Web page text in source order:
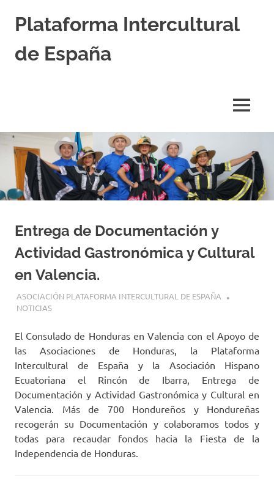
Plataforma Intercultural
de España
MENÚ
Entrega de Documentación y
Actividad Gastronómica y Cultural
en Valencia.
21 AGOSTO, 2023
ASOCIACIÓN PLATAFORMA INTERCULTURAL DE ESPAÑA
NOTICIAS
El Consulado de Honduras en Valencia con el Apoyo de
las Asociaciones de Honduras, la Plataforma
Intercultural de España y la Asociación Hispano
Ecuatoriana el Rincón de Ibarra, Entrega de
Documentación y Actividad Gastronómica y Cultural en
Valencia. Más de 700 Hondureños y Hondureñas
recogerán su Documentación y colaboramos todos y
todas para recaudar fondos hacia la Fiesta de la
Independencia de Honduras.